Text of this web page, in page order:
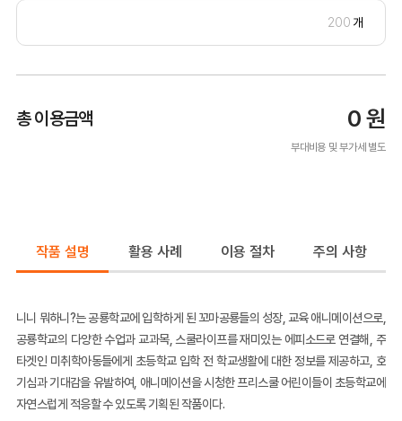
개
총 이용금액 0 원
부대비용 및 부가세 별도
작품 설명 활용 사례 이용 절차 주의 사항
니니 뭐하니?는 공룡학교에 입학하게 된 꼬마공룡들의 성장, 교육 애니메이션으로,
공룡학교의 다양한 수업과 교과목, 스쿨라이프를 재미있는 에피소드로 연결해, 주
타겟인 미취학아동들에게 초등학교 입학 전 학교생활에 대한 정보를 제공하고, 호
기심과 기대감을 유발하여, 애니메이션을 시청한 프리스쿨 어린이들이 초등학교에
자연스럽게 적응할 수 있도록 기획된 작품이다.